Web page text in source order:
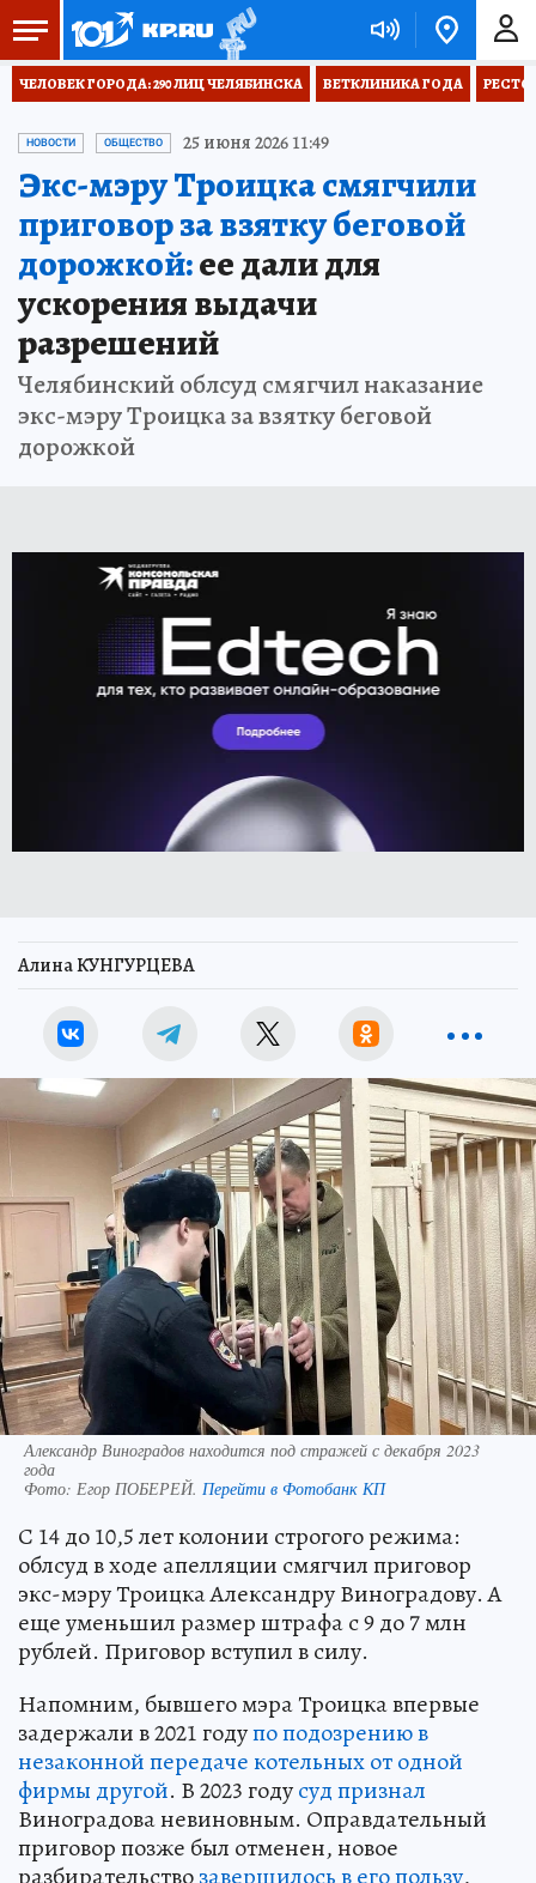
ЧЕЛОВЕК ГОРОДА: 290 ЛИЦ ЧЕЛЯБИНСКА ВЕТКЛИНИКА ГОДА
НОВОСТИ ОБЩЕСТВО 25 июня 2026 11:49
Экс-мэру Троицка смягчили
приговор за взятку беговой
дорожкой:ее дали для
ускорения выдачи
разрешений
Челябинский облсуд смягчил наказание
экс-мэру Троицка за взятку беговой
дорожкой
Алина КУНГУРЦЕВА
Александр Виноградов находится под стражей с декабря 2023
года
Фото: Егор ПОБЕРЕЙ. Перейти в Фотобанк КП
С 14 до 10,5 лет колонии строгого режима:
облсуд в ходе апелляции смягчил приговор
экс-мэру Троицка Александру Виноградову. А
еще уменьшил размер штрафа с 9 до 7 млн
рублей. Приговор вступил в силу.
Напомним, бывшего мэра Троицка впервые
задержали в 2021 годупо подозрению в
незаконной передаче котельных от одной
фирмы другой. В 2023 годусуд признал
Виноградова невиновным. Оправдательный
приговор позже был отменен, новое